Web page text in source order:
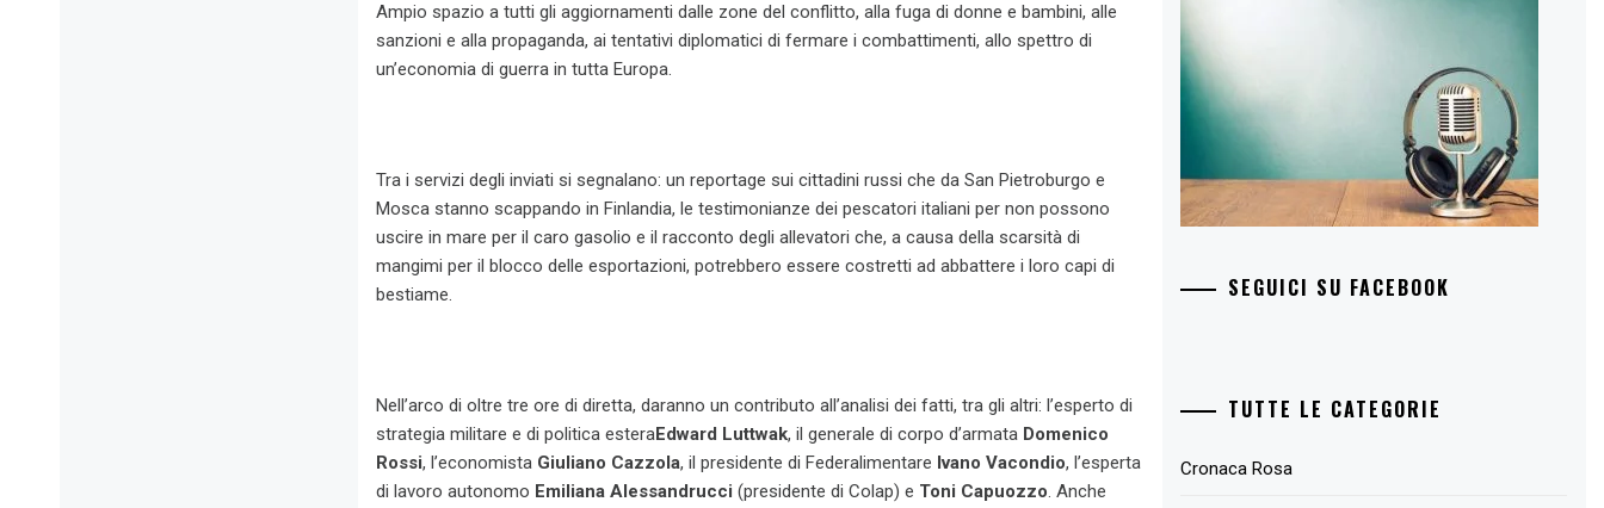
Ampio spazio a tutti gli aggiornamenti dalle zone del conflitto, alla fuga di donne e bambini, alle
sanzioni e alla propaganda, ai tentativi diplomatici di fermare i combattimenti, allo spettro di
un’economia di guerra in tutta Europa.
Tra i servizi degli inviati si segnalano: un reportage sui cittadini russi che da San Pietroburgo e
Mosca stanno scappando in Finlandia, le testimonianze dei pescatori italiani per non possono
uscire in mare per il caro gasolio e il racconto degli allevatori che, a causa della scarsità di
mangimi per il blocco delle esportazioni, potrebbero essere costretti ad abbattere i loro capi di
bestiame.
Nell’arco di oltre tre ore di diretta, daranno un contributo all’analisi dei fatti, tra gli altri: l’esperto di
strategia militare e di politica esteraEdward Luttwak, il generale di corpo d’armata Domenico
Rossi, l’economista Giuliano Cazzola, il presidente di Federalimentare Ivano Vacondio, l’esperta
di lavoro autonomo Emiliana Alessandrucci (presidente di Colap) e Toni Capuozzo. Anche
SEGUICI SU FACEBOOK
TUTTE LE CATEGORIE
Cronaca Rosa